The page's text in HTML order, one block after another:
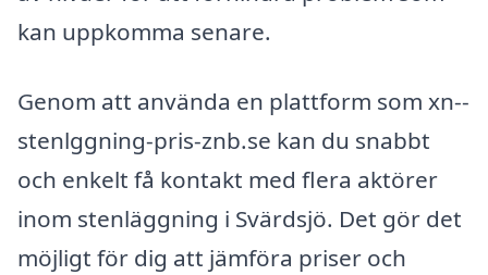
kan uppkomma senare.
Genom att använda en plattform som xn--
stenlggning-pris-znb.se kan du snabbt
och enkelt få kontakt med flera aktörer
inom stenläggning i Svärdsjö. Det gör det
möjligt för dig att jämföra priser och